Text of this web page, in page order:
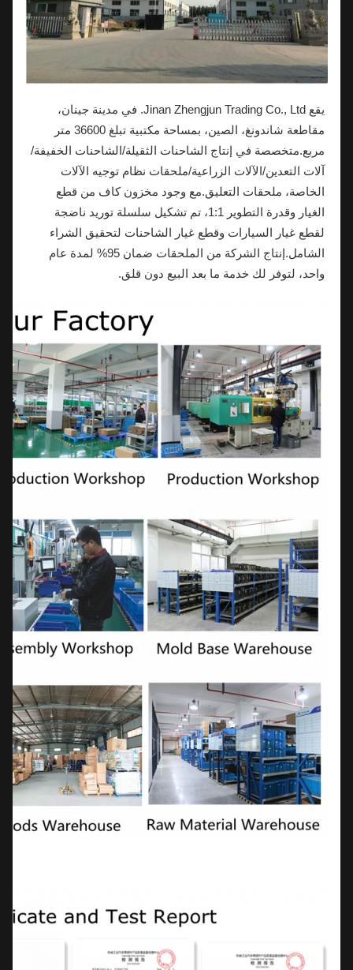
يقع Jinan Zhengjun Trading Co., Ltd. في مدينة جينان،
مقاطعة شاندونغ، الصين، بمساحة مكتبية تبلغ 36600 متر
مربع.متخصصة في إنتاج الشاحنات الثقيلة/الشاحنات الخفيفة/
آلات التعدين/الآلات الزراعية/ملحقات نظام توجيه الآلات
الخاصة، ملحقات التعليق.مع وجود مخزون كاف من قطع
الغيار وقدرة التطوير 1:1، تم تشكيل سلسلة توريد ناضجة
لقطع غيار السيارات وقطع غيار الشاحنات لتحقيق الشراء
الشامل.إنتاج الشركة من الملحقات ضمان 95% لمدة عام
واحد، لتوفر لك خدمة ما بعد البيع دون قلق.